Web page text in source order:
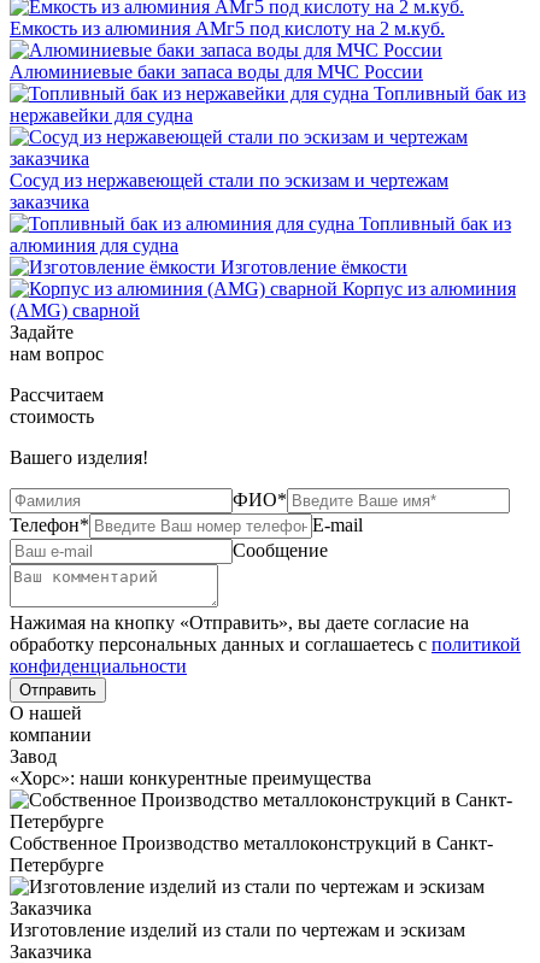
Емкость из алюминия АМг5 под кислоту на 2 м.куб.
Алюминиевые баки запаса воды для МЧС России
Топливный бак из
нержавейки для судна
Сосуд из нержавеющей стали по эскизам и чертежам
заказчика
Топливный бак из
алюминия для судна
Изготовление ёмкости
Корпус из алюминия
(AMG) сварной
Задайте
нам вопрос
Рассчитаем
стоимость
Вашего изделия!
ФИО*
Телефон*
E-mail
Сообщение
Нажимая на кнопку «Отправить», вы даете согласие на
обработку персональных данных и соглашаетесь c политикой
конфиденциальности
О нашей
компании
Завод
«Хорс»: наши конкурентные преимущества
Собственное Производство металлоконструкций в Санкт-
Петербурге
Изготовление изделий из стали по чертежам и эскизам
Заказчика